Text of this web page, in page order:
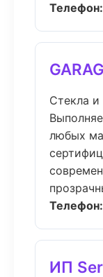
Телефон:
Стекла и
любых
Телефон:
ИП